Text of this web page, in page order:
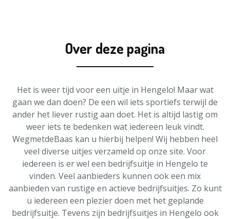
Over deze pagina
Het is weer tijd voor een uitje in Hengelo! Maar wat
gaan we dan doen? De een wil iets sportiefs terwijl de
ander het liever rustig aan doet. Het is altijd lastig om
weer iets te bedenken wat iedereen leuk vindt.
WegmetdeBaas kan u hierbij helpen! Wij hebben heel
veel diverse uitjes verzameld op onze site. Voor
iedereen is er wel een bedrijfsuitje in Hengelo te
vinden. Veel aanbieders kunnen ook een mix
aanbieden van rustige en actieve bedrijfsuitjes. Zo kunt
u iedereen een plezier doen met het geplande
bedrijfsuitje. Tevens zijn bedrijfsuitjes in Hengelo ook